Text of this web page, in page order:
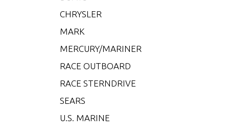
CHRYSLER
MARK
MERCURY/MARINER
RACE OUTBOARD
RACE STERNDRIVE
SEARS
U.S. MARINE